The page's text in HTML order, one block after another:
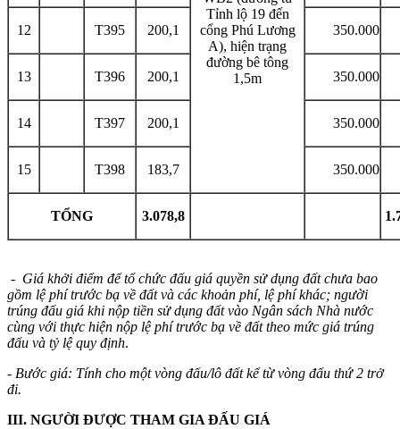
Tỉnh lộ 19 đến
cổng Phú Lương
A), hiện trạng
đường bê tông
1,5m
12 T395 200,1 350.000
13 T396 200,1 350.000
14 T397 200,1 350.000
15 T398 183,7 350.000
TỔNG 3.078,8
- Giá khởi điểm để tổ chức đấu giá quyền sử dụng đất chưa bao
gồm lệ phí trước bạ về đất và các khoản phí, lệ phí khác; người
trúng đấu giá khi nộp tiền sử dụng đất vào Ngân sách Nhà nước
cùng với thực hiện nộp lệ phí trước bạ về đất theo mức giá trúng
đấu và tỷ lệ quy định.
- Bước giá: Tính cho một vòng đấu/lô đất kể từ vòng đấu thứ 2 trở
đi.
III. NGƯỜI ĐƯỢC THAM GIA ĐẤU GIÁ